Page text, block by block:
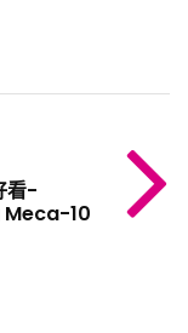
看-
Meca-10